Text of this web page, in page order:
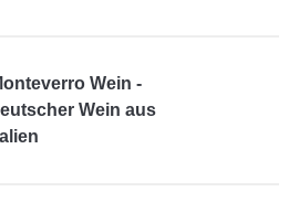
Wein -
Wein aus